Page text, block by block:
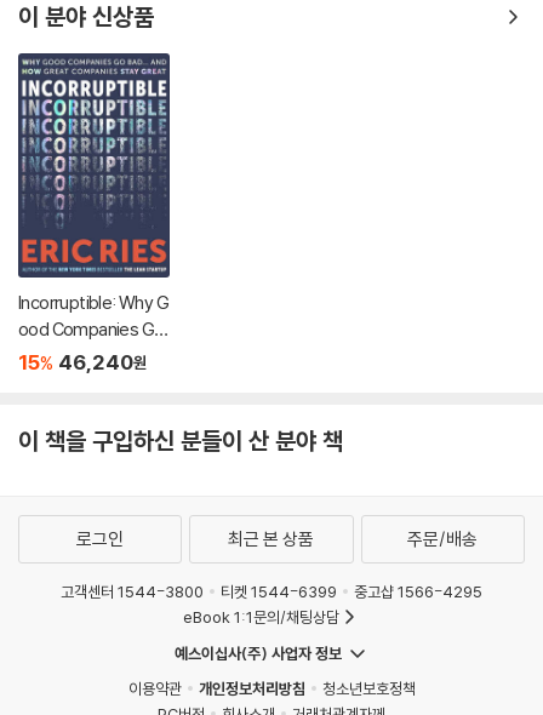
이 분야 신상품
Incorruptible: Why G
ood Companies Go
Bad... and How Grea
15% 46,240원
이 책을 구입하신 분들이 산 분야 책
로그인 최근 본 상품 주문/배송
고객센터 1544-3800 티켓 1544-6399
중고샵 1566-4295
eBook 1:1문의/채팅상담
예스이십사(주) 사업자 정보
이용약관
개인정보처리방침
청소년보호정책